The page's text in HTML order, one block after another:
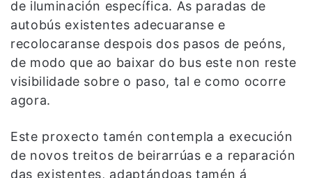
de iluminación específica. As paradas de
autobús existentes adecuaranse e
recolocaranse despois dos pasos de peóns,
de modo que ao baixar do bus este non reste
visibilidade sobre o paso, tal e como ocorre
agora.
Este proxecto tamén contempla a execución
de novos treitos de beirarrúas e a reparación
das existentes, adaptándoas tamén á